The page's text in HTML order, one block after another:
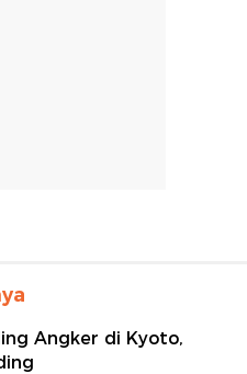
Angker di Kyoto,